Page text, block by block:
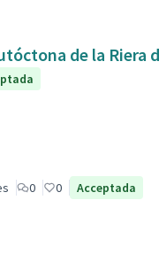
de la Riera
0 0 Acceptada